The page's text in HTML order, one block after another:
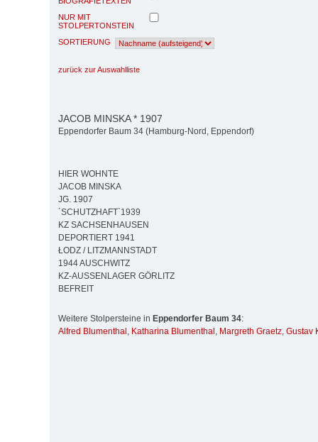
NUR MIT
STOLPERTONSTEIN
SORTIERUNG
zurück zur Auswahlliste
JACOB MINSKA * 1907
Eppendorfer Baum 34 (Hamburg-Nord, Eppendorf)
HIER WOHNTE
JACOB MINSKA
JG. 1907
´SCHUTZHAFT`1939
KZ SACHSENHAUSEN
DEPORTIERT 1941
ŁODZ / LITZMANNSTADT
1944 AUSCHWITZ
KZ-AUSSENLAGER GÖRLITZ
BEFREIT
Weitere Stolpersteine in Eppendorfer Baum 34:
Alfred Blumenthal , Katharina Blumenthal , Margreth Graetz, Gustav